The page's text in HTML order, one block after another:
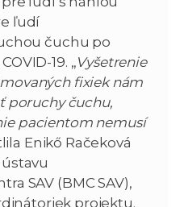
ľudí
čuchu po
19. „Vyšetrenie
fixiek nám
poruchy čuchu,
pacientom nemusí
Enikő Račeková
SAV (BMC SAV),
projektu.